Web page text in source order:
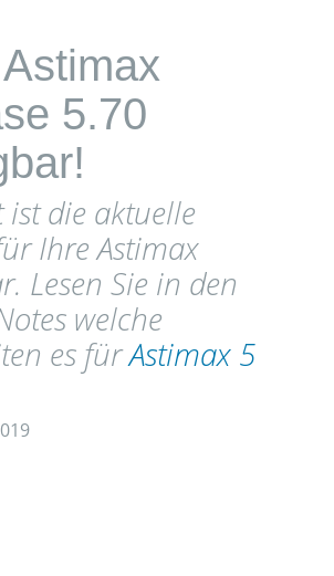
5.70
ist die aktuelle
Ihre Astimax
Lesen Sie in den
welche
es fürAstimax 5